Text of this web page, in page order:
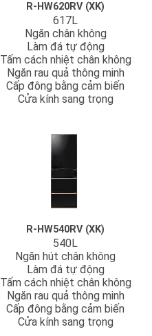
R-HW620RV (XK)
617L
Ngăn chân không
Làm đá tự động
Tấm cách nhiệt chân không
Ngăn rau quả thông minh
Cấp đông bằng cảm biến
Cửa kính sang trọng
R-HW540RV (XK)
540L
Ngăn hút chân không
Làm đá tự động
Tấm cách nhiệt chân không
Ngăn rau quả thông minh
Cấp đông bằng cảm biến
Cửa kính sang trọng